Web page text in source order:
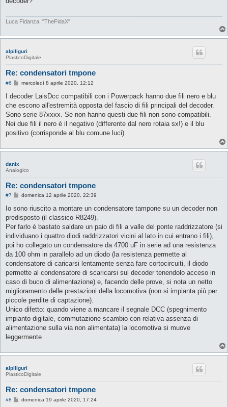
a
i
Luca Fidanza, "TheFidaX"
alpiliguri
PlasticoDigitale
Re: condensatori tmpone
#6
M
s
a
g
i
o
mercoledì 8 aprile 2020, 12:12
I decoder LaisDcc compatibili con i Powerpack hanno due fili nero e blu
che escono all'estremità opposta del fascio di fili principali del decoder.
Sono serie 87xxxx. Se non hanno questi due fili non sono compatibili.
Nei due fili il nero è il negativo (differente dal nero rotaia sx!) e il blu
positivo (corrisponde al blu comune luci).
danix
Analogico
Re: condensatori tmpone
#7
M
s
a
g
i
o
domenica 12 aprile 2020, 22:39
Io sono riuscito a montare un condensatore tampone su un decoder non
predisposto (il classico R8249).
Per farlo è bastato saldare un paio di fili a valle del ponte raddrizzatore (si
individuano i quattro diodi raddrizzatori vicini al lato in cui entrano i fili),
poi ho collegato un condensatore da 4700 uF in serie ad una resistenza
da 100 ohm in parallelo ad un diodo (la resistenza permette al
condensatore di caricarsi lentamente senza fare cortocircuiti, il diodo
permette al condensatore di scaricarsi sul decoder tenendolo acceso in
caso di buco di alimentazione) e, facendo delle prove, si nota un netto
miglioramento delle prestazioni della locomotiva (non si impianta più per
piccole perdite di captazione).
Unico difetto: quando viene a mancare il segnale DCC (spegnimento
impianto digitale, commutazione scambio con relativa assenza di
alimentazione sulla via non alimentata) la locomotiva si muove
leggermente
alpiliguri
PlasticoDigitale
Re: condensatori tmpone
#8
Mdomenica 19 aprile 2020, 17:24